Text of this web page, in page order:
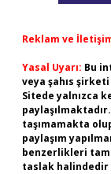
Reklam ve
Yasal Uyarı: Bu
veya şahıs
Sitede yalnızca
taşımamakta
paylaşım
benzerlikleri
taslak halindedir